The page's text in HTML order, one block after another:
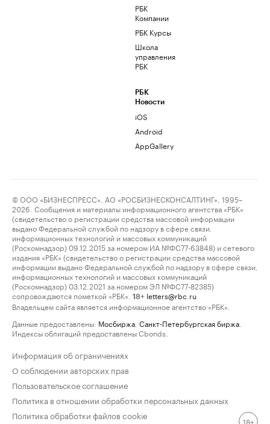
РБК
Компании
РБК Курсы
Школа
управления
РБК
РБК
Новости
iOS
Android
AppGallery
© ООО «БИЗНЕСПРЕСС», АО «РОСБИЗНЕСКОНСАЛТИНГ», 1995–
2026. Сообщения и материалы информационного агентства «РБК»
(свидетельство о регистрации средства массовой информации
выдано Федеральной службой по надзору в сфере связи,
информационных технологий и массовых коммуникаций
(Роскомнадзор) 09.12.2015 за номером ИА №ФС77-63848) и сетевого
издания «РБК» (свидетельство о регистрации средства массовой
информации выдано Федеральной службой по надзору в сфере связи,
информационных технологий и массовых коммуникаций
(Роскомнадзор) 03.12.2021 за номером ЭЛ №ФС77-82385)
сопровождаются пометкой «РБК».
18+ letters@rbc.ru
Владельцем сайта является информационное агентство «РБК».
Данные предоставлены: Мосбиржа Санкт-Петербургская биржа
Индексы облигаций предоставлены Cbonds.
Информация об ограничениях
О соблюдении авторских прав
Пользовательское соглашение
Политика в отношении обработки персональных данных
Политика обработки файлов cookie
18+